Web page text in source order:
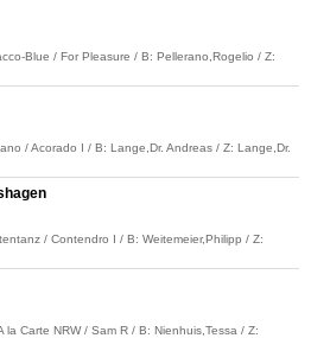
Blue / For Pleasure / B: Pellerano,Rogelio / Z:
/ Acorado I / B: Lange,Dr. Andreas / Z: Lange,Dr.
/ Contendro I / B: Weitemeier,Philipp / Z:
la Carte NRW / Sam R / B: Nienhuis,Tessa / Z: